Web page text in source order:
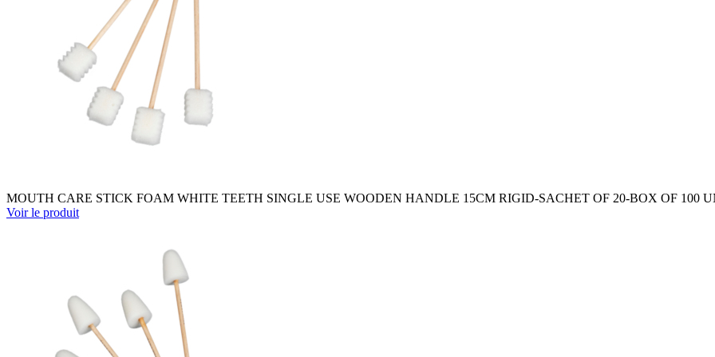
MOUTH CARE STICK FOAM WHITE TEETH SINGLE USE WOODEN HANDLE 15CM RIGID-SACHET OF 20-BOX OF 100
Voir le produit